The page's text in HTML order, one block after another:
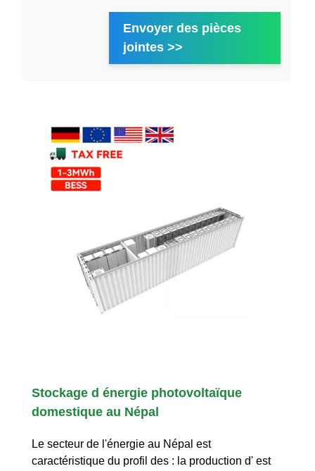
Envoyer des pièces
jointes >>
Stockage d énergie photovoltaïque
domestique au Népal
Le secteur de l'énergie au Népal est
caractéristique du profil des : la production d' est